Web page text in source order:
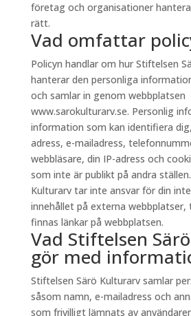
företag och organisationer
rätt.
Vad omfattar
Policyn handlar om hur Stiftelsen
hanterar den personliga
och samlar in genom webbplatsen
www.sarokulturarv.se. Personlig
information som kan identifiera
adress, e-mailadress,
webbläsare, din IP-adress och
som inte är publikt på andra
Kulturarv tar inte ansvar för din
innehållet på externa webbplatser,
finnas länkar på webbplatsen.
Vad Stiftelsen
gör med
Stiftelsen Särö Kulturarv samlar
såsom namn, e-mailadress och
som frivilligt lämnats av